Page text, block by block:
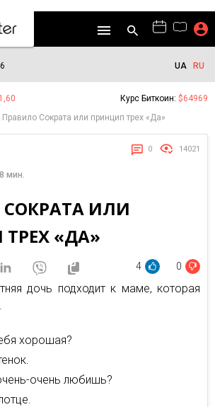
UA RU
Курс Биткоин: $64969
Правило Сократа или принцип трех «Да»
0 14021
мин.
ИЛИ
«ДА»
4 0
дочь подходит к маме, которая
хорошая?
очень любишь?